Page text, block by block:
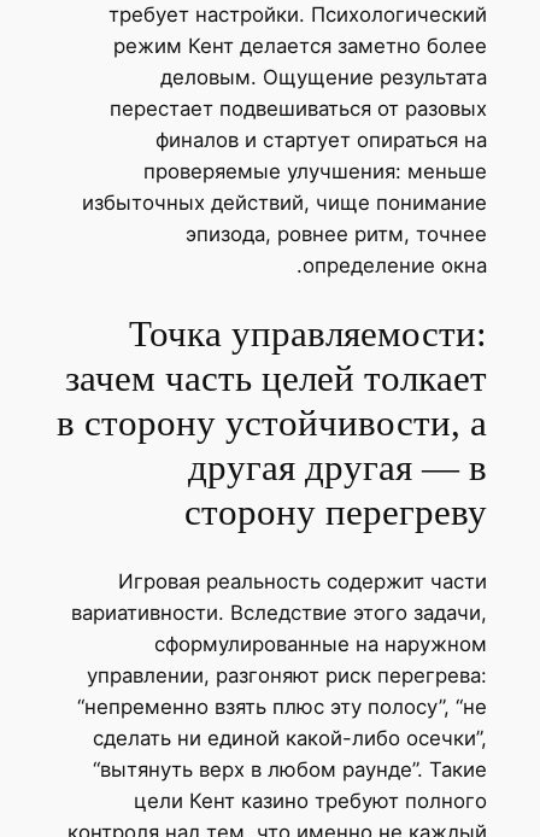
требует настройки. Психологический
режим Кент делается заметно более
деловым. Ощущение результата
перестает подвешиваться от разовых
финалов и стартует опираться на
проверяемые улучшения: меньше
избыточных действий, чище понимание
эпизода, ровнее ритм, точнее
определение окна.
Точка управляемости:
зачем часть целей толкает
в сторону устойчивости, а
другая другая — в
сторону перегреву
Игровая реальность содержит части
вариативности. Вследствие этого задачи,
сформулированные на наружном
управлении, разгоняют риск перегрева:
“непременно взять плюс эту полосу”, “не
сделать ни единой какой-либо осечки”,
“вытянуть верх в любом раунде”. Такие
цели Кент казино требуют полного